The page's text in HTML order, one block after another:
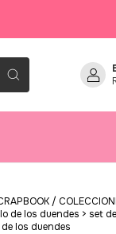
/
de los duendes > set
los duendes